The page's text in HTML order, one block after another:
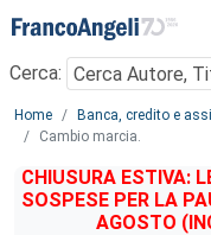
Menu
Cerca:
Main content
Home
Banca, credito e
Cambio marcia.
CHIUSURA ESTIVA:
SOSPESE PER LA
AGOSTO